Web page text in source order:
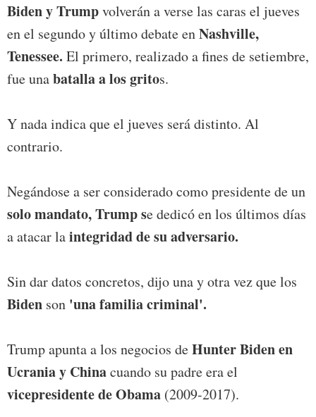
Biden y Trumpvolverán a verse las caras el jueves
en el segundo y último debate enNashville,
Tenessee. El primero, realizado a fines de setiembre,
fue unabatalla a los gritos.
Y nada indica que el jueves será distinto. Al
contrario.
Negándose a ser considerado como presidente de un
solo mandato, Trump se dedicó en los últimos días
a atacar laintegridad de su adversario.
Sin dar datos concretos, dijo una y otra vez que los
Biden son 'una familia criminal'.
Trump apunta a los negocios deHunter Biden en
Ucrania y Chinacuando su padre era el
vicepresidente de Obama (2009-2017).